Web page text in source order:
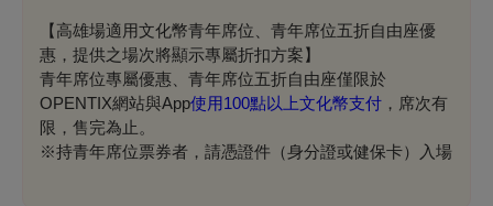
【高雄場適用文化幣青年席位、青年席位五折自由座優
惠，提供之場次將顯示專屬折扣方案】
青年席位專屬優惠、青年席位五折自由座僅限於
OPENTIX網站與App使用100點以上文化幣支付 ，席次有
限，售完為止。
※持青年席位票券者，請憑證件（身分證或健保卡）入場